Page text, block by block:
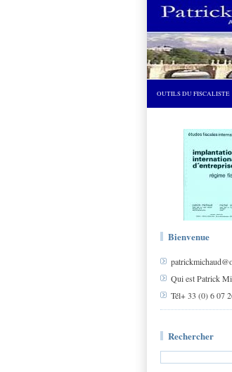
OUTILS DU FISCALISTE
Bienvenue
Qui est Patrick
Tél+ 33 (0) 6 07
Rechercher